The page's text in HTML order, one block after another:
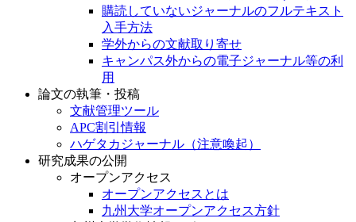
購読していないジャーナルのフルテキスト
入手方法
学外からの文献取り寄せ
キャンパス外からの電子ジャーナル等の利
用
論文の執筆・投稿
文献管理ツール
APC割引情報
ハゲタカジャーナル（注意喚起）
研究成果の公開
オープンアクセス
オープンアクセスとは
九州大学オープンアクセス方針